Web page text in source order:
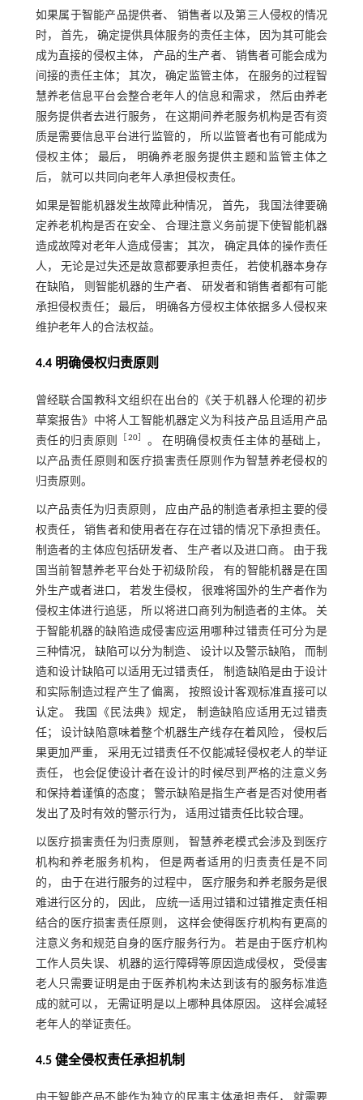
如果属于智能产品提供者、 销售者以及第三人侵权的情况
时， 首先， 确定提供具体服务的责任主体， 因为其可能会
成为直接的侵权主体， 产品的生产者、 销售者可能会成为
间接的责任主体； 其次， 确定监管主体， 在服务的过程智
慧养老信息平台会整合老年人的信息和需求， 然后由养老
服务提供者去进行服务， 在这期间养老服务机构是否有资
质是需要信息平台进行监管的， 所以监管者也有可能成为
侵权主体； 最后， 明确养老服务提供主题和监管主体之
后， 就可以共同向老年人承担侵权责任。
如果是智能机器发生故障此种情况， 首先， 我国法律要确
定养老机构是否在安全、 合理注意义务前提下使智能机器
造成故障对老年人造成侵害； 其次， 确定具体的操作责任
人， 无论是过失还是故意都要承担责任， 若使机器本身存
在缺陷， 则智能机器的生产者、 研发者和销售者都有可能
承担侵权责任； 最后， 明确各方侵权主体依据多人侵权来
维护老年人的合法权益。
4.4 明确侵权归责原则
曾经联合国教科文组织在出台的《关于机器人伦理的初步
草案报告》中将人工智能机器定义为科技产品且适用产品
责任的归责原则
20］ 。 在明确侵权责任主体的基础上，
以产品责任原则和医疗损害责任原则作为智慧养老侵权的
归责原则。
以产品责任为归责原则， 应由产品的制造者承担主要的侵
权责任， 销售者和使用者在存在过错的情况下承担责任。
制造者的主体应包括研发者、 生产者以及进口商。 由于我
国当前智慧养老平台处于初级阶段， 有的智能机器是在国
外生产或者进口， 若发生侵权， 很难将国外的生产者作为
侵权主体进行追惩， 所以将进口商列为制造者的主体。 关
于智能机器的缺陷造成侵害应运用哪种过错责任可分为是
三种情况， 缺陷可以分为制造、 设计以及警示缺陷， 而制
造和设计缺陷可以适用无过错责任， 制造缺陷是由于设计
和实际制造过程产生了偏离， 按照设计客观标准直接可以
认定。 我国《民法典》规定， 制造缺陷应适用无过错责
任； 设计缺陷意味着整个机器生产线存在着风险， 侵权后
果更加严重， 采用无过错责任不仅能减轻侵权老人的举证
责任， 也会促使设计者在设计的时候尽到严格的注意义务
和保持着谨慎的态度； 警示缺陷是指生产者是否对使用者
发出了及时有效的警示行为， 适用过错责任比较合理。
以医疗损害责任为归责原则， 智慧养老模式会涉及到医疗
机构和养老服务机构， 但是两者适用的归责责任是不同
的， 由于在进行服务的过程中， 医疗服务和养老服务是很
难进行区分的， 因此， 应统一适用过错和过错推定责任相
结合的医疗损害责任原则， 这样会使得医疗机构有更高的
注意义务和规范自身的医疗服务行为。 若是由于医疗机构
工作人员失误、 机器的运行障碍等原因造成侵权， 受侵害
老人只需要证明是由于医养机构未达到该有的服务标准造
成的就可以， 无需证明是以上哪种具体原因。 这样会减轻
老年人的举证责任。
4.5 健全侵权责任承担机制